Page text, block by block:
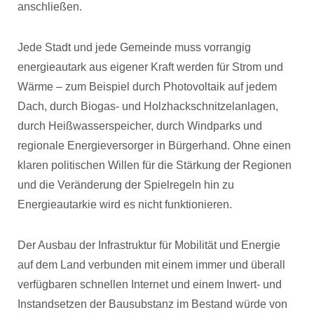
anschließen.
Jede Stadt und jede Gemeinde muss vorrangig
energieautark aus eigener Kraft werden für Strom und
Wärme – zum Beispiel durch Photovoltaik auf jedem
Dach, durch Biogas- und Holzhackschnitzelanlagen,
durch Heißwasserspeicher, durch Windparks und
regionale Energieversorger in Bürgerhand. Ohne einen
klaren politischen Willen für die Stärkung der Regionen
und die Veränderung der Spielregeln hin zu
Energieautarkie wird es nicht funktionieren.
Der Ausbau der Infrastruktur für Mobilität und Energie
auf dem Land verbunden mit einem immer und überall
verfügbaren schnellen Internet und einem Inwert- und
Instandsetzen der Bausubstanz im Bestand würde von